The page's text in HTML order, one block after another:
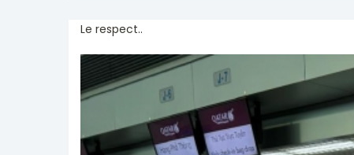
Le respect..